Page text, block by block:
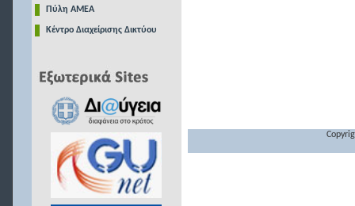
Πύλη ΑΜΕΑ
Κέντρο Διαχείρισης Δικτύου